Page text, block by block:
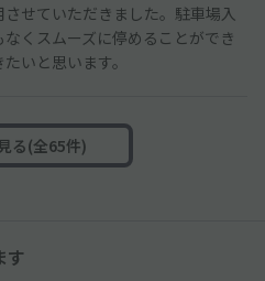
せていただきました。駐車場入
くスムーズに停めることができ
いと思います。
る(全65件)
す